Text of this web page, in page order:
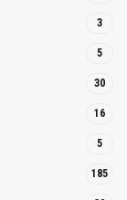
3
5
30
16
5
185